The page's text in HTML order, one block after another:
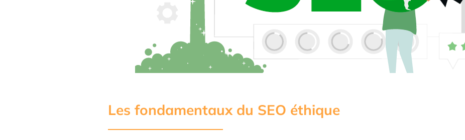
Les fondamentaux du SEO éthique